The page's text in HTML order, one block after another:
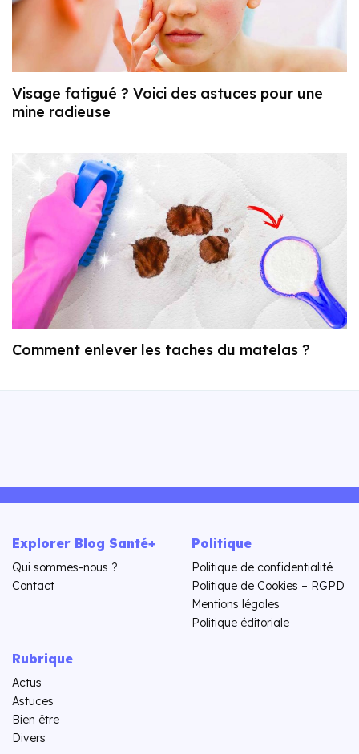
Visage fatigué ? Voici des astuces pour une
mine radieuse
Comment enlever les taches du matelas ?
Explorer Blog Santé+
Qui sommes-nous ?
Contact
Politique
Politique de confidentialité
Politique de Cookies – RGPD
Mentions légales
Politique éditoriale
Rubrique
Actus
Astuces
Bien être
Divers